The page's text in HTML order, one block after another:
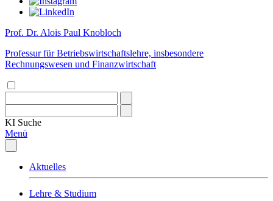
Prof. Dr. Alois Paul Knobloch
Professur für Betriebswirtschaftslehre, insbesondere
Rechnungswesen und Finanzwirtschaft
KI Suche
Menü
Aktuelles
Lehre & Studium